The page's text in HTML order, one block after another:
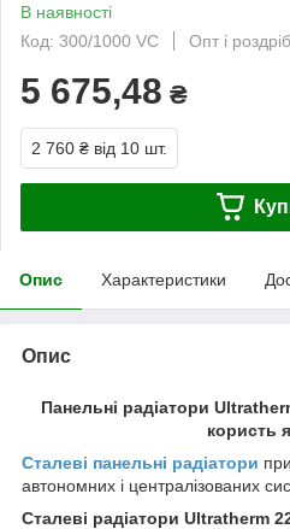
В наявності
Код: 300/1000 VC
Опт і роздріб
5 675,48 ₴
2 760 ₴ від 10 шт.
Опис Характеристики
Опис
Панельні радіатори
користь
Сталеві панельні радіатори
автономних і централізованих
Сталеві радіатори Ultratherm